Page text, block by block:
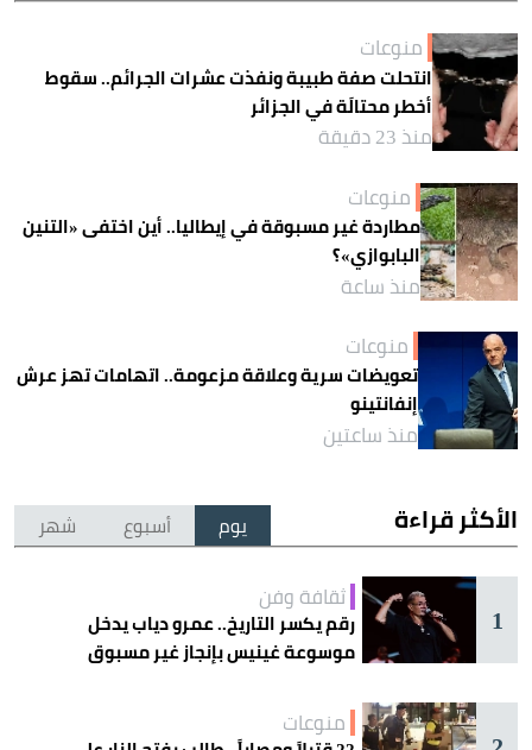
منوعات
انتحلت صفة طبيبة ونفذت عشرات الجرائم.. سقوط
أخطر محتالَة في الجزائر
منذ 23 دقيقة
منوعات
مطاردة غير مسبوقة في إيطاليا.. أين اختفى «التنين
البابوازي»؟
منذ ساعة
منوعات
تعويضات سرية وعلاقة مزعومة.. اتهامات تهز عرش
إنفانتينو
منذ ساعتين
الأكثر قراءة يوم أسبوع شهر
1
ثقافة وفن
رقم يكسر التاريخ.. عمرو دياب يدخل
موسوعة غينيس بإنجاز غير مسبوق
منوعات